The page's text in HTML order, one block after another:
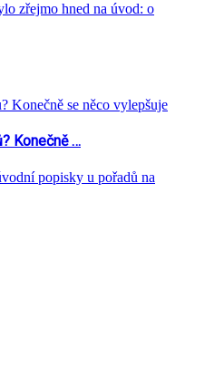
zřejmo hned na úvod: o
Konečně …
popisky u pořadů na